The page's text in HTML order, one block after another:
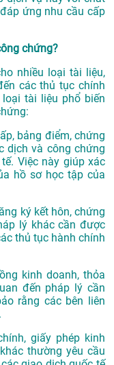
ứng nhu cầu cấp
chứng?
nhiều loại tài liệu,
các thủ tục chính
tài liệu phổ biến
bảng điểm, chứng
dịch và công chứng
Việc này giúp xác
hồ sơ học tập của
ký kết hôn, chứng
lý khác cần được
thủ tục hành chính
kinh doanh, thỏa
đến pháp lý cần
rằng các bên liên
giấy phép kinh
thường yêu cầu